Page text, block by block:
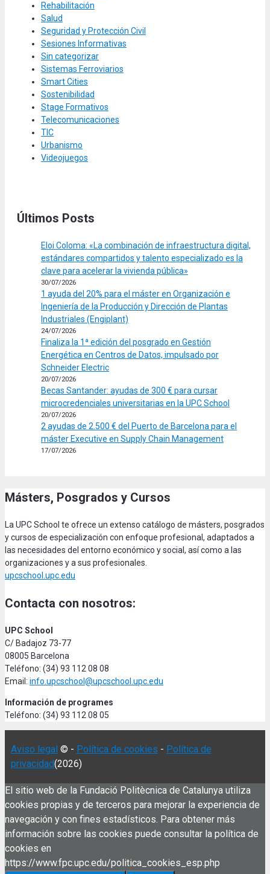
Rehabilitación
Salud
Seguridad y Protección Civil
Sesiones Informativas
Sin categorizar
Sistemas Ferroviarios
Smart Cities
Sostenibilidad
Stage Formativos
Telecomunicaciones
TIC
Urbanismo
Videojuegos
Últimos Posts
Eloi Coloma: «La combinación de infraestructura digital,
estándares compartidos y talento especializado es la
clave para acelerar la vivienda pública»
30/07/2026
1 ayuda del 20% para el máster en Organización e
Ingeniería de la Producción y Dirección de Plantas
Industriales (Engiplant)
24/07/2026
Finaliza la 1ª edición del posgrado en Gestión
Energética en Centros de Datos, impulsado por
Schneider Electric
20/07/2026
Becas Santander: ayudas de 300 € para cursar
microcredenciales universitarias en la UPC School
20/07/2026
2 ayudas de 2.500 € del Puerto de Barcelona para el
máster Executive en Supply Chain Management
17/07/2026
Másters, Posgrados y Cursos
La UPC School te ofrece un extenso catálogo de másters, posgrados
y cursos de especialización con enfoque profesional, adaptados a
las necesidades del entorno económico y social, así como a las
organizaciones y a sus profesionales.
upcschool.upc.edu
Contacta con nosotros:
UPC School
C/ Badajoz 73-77
08005 Barcelona
Teléfono: (34) 93 112 08 08
Email: info.upcschool@upcschool.upc.edu
Información de programes
Teléfono: (34) 93 112 08 05
Aviso legal © - Política de cookies - Política de
privacidad(2026)
El sitio web de la Fundació Politècnica de Catalunya utiliza
cookies propias y de terceros para mejorar la experiencia de
navegación y con fines estadísticos. Para obtener más
información sobre las cookies puede consultar la política de
cookies en
https://www.fpc.upc.edu/politica_cookies_esp.php